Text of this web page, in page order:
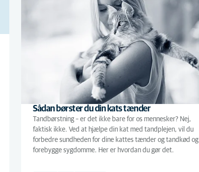
Sådan børster du din kats tænder
Tandbørstning – er det ikke bare for os mennesker? Nej,
faktisk ikke. Ved at hjælpe din kat med tandplejen, vil du
forbedre sundheden for dine kattes tænder og tandkød og
forebygge sygdomme. Her er hvordan du gør det.